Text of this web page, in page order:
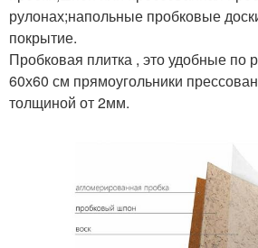
рулонах;напольные пробковые
покрытие.
Пробковая плитка , это удобные по
60х60 см прямоугольники
толщиной от 2мм.